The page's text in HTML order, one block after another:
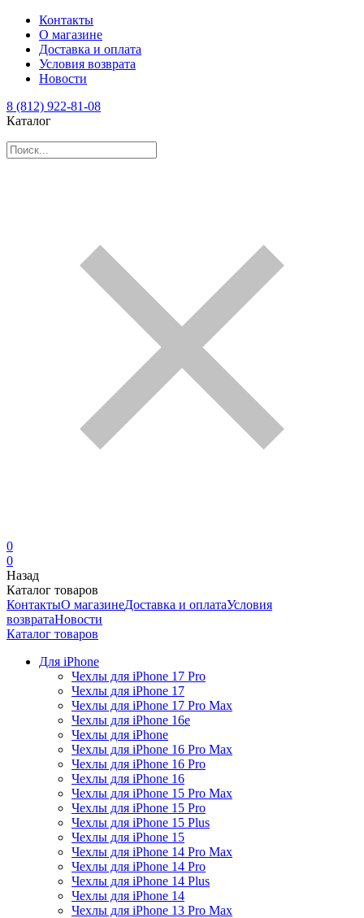
Контакты
О магазине
Доставка и оплата
Условия возврата
Новости
8 (812) 922-81-08
Каталог
0
0
Назад
Каталог товаров
КонтактыО магазинеДоставка и оплатаУсловия
возвратаНовости
Каталог товаров
Для iPhone
Чехлы для iPhone 17 Pro
Чехлы для iPhone 17
Чехлы для iPhone 17 Pro Max
Чехлы для iPhone 16e
Чехлы для iPhone
Чехлы для iPhone 16 Pro Max
Чехлы для iPhone 16 Pro
Чехлы для iPhone 16
Чехлы для iPhone 15 Pro Max
Чехлы для iPhone 15 Pro
Чехлы для iPhone 15 Plus
Чехлы для iPhone 15
Чехлы для iPhone 14 Pro Max
Чехлы для iPhone 14 Pro
Чехлы для iPhone 14 Plus
Чехлы для iPhone 14
Чехлы для iPhone 13 Pro Max